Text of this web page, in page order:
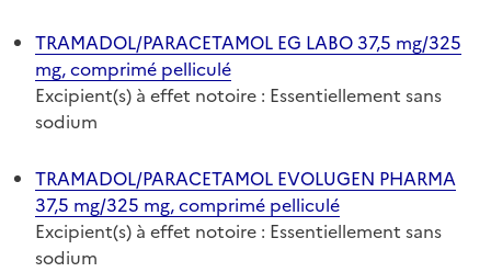
TRAMADOL/PARACETAMOL EG LABO 37,5 mg/325
mg, comprimé pelliculé
Excipient(s) à effet notoire : Essentiellement sans
sodium
TRAMADOL/PARACETAMOL EVOLUGEN PHARMA
37,5 mg/325 mg, comprimé pelliculé
Excipient(s) à effet notoire : Essentiellement sans
sodium